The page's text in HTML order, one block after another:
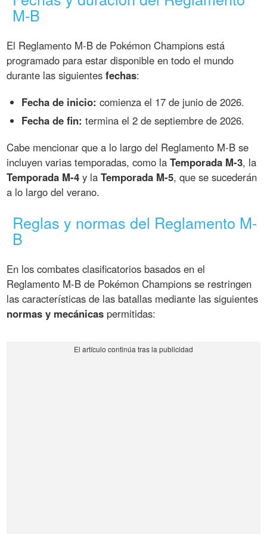
M-B
El Reglamento M-B de Pokémon Champions está
programado para estar disponible en todo el mundo
durante las siguientesfechas:
Fecha de inicio: comienza el 17 de junio de 2026.
Fecha de fin: termina el 2 de septiembre de 2026.
Cabe mencionar que a lo largo del Reglamento M-B se
incluyen varias temporadas, como laTemporada M-3, la
Temporada M-4 y laTemporada M-5, que se sucederán
a lo largo del verano.
Reglas y normas del Reglamento M-
B
En los combates clasificatorios basados en el
Reglamento M-B de Pokémon Champions se restringen
las características de las batallas mediante las siguientes
normas y mecánicas permitidas: